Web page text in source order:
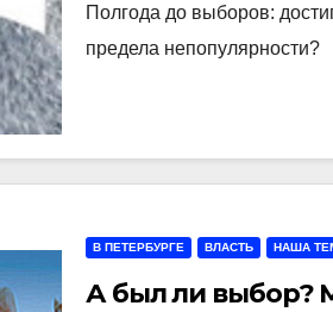
Полгода до выборов:
предела непопулярности?
В ПЕТЕРБУРГЕ ВЛАСТЬ НАША
А был ли выбор?